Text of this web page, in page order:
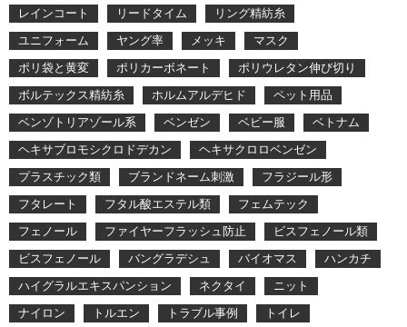
レインコート
リードタイム
リング精紡糸
ユニフォーム
ヤング率 メッキ
マスク
ポリ袋と黄変
ポリカーボネート
ポリウレタン伸び切り
ボルテックス精紡糸
ホルムアルデヒド
ペット用品
ベンゾトリアゾール系
ベンゼン ベビー服
ベトナム
ヘキサブロモシクロドデカン
ヘキサクロロベンゼン
プラスチック類
ブランドネーム刺激
フラジール形
フタレート
フタル酸エステル類
フェムテック
フェノール
ファイヤーフラッシュ防止
ビスフェノール類
ビスフェノール
バングラデシュ バイオマス
ハンカチ
ハイグラルエキスパンション
ネクタイ
ニット
ナイロン
トルエン トラブル事例 トイレ